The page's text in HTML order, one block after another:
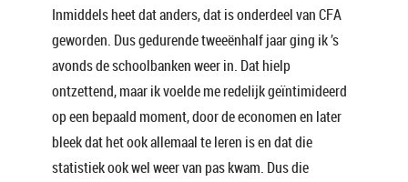
Inmiddels heet dat anders, dat is onderdeel van CFA
geworden. Dus gedurende tweeënhalf jaar ging ik ’s
avonds de schoolbanken weer in. Dat hielp
ontzettend, maar ik voelde me redelijk geïntimideerd
op een bepaald moment, door de economen en later
bleek dat het ook allemaal te leren is en dat die
statistiek ook wel weer van pas kwam. Dus die